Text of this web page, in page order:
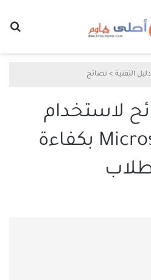
دليل التقنية > نصائح
لاستخدام
Microsoft Word بكفاءة